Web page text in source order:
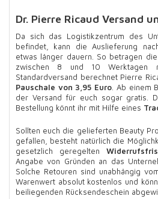
Dr. Pierre Ricaud Versand
Da sich das Logistikzentrum des
befindet, kann die Auslieferung
etwas länger dauern. So betragen
zwischen 8 und 10 Werktagen
Standardversand berechnet Pierre
Pauschale von 3,95 Euro . Ab einem
der Versand für euch sogar gratis.
Bestellung könnt ihr mit Hilfe eines
Sollten euch die gelieferten Beauty
gefallen, besteht natürlich die
gesetzlich geregelten
Angabe von Gründen an das
Solche Retouren sind unabhängig
Warenwert absolut kostenlos und
beiliegenden Rücksendeschein